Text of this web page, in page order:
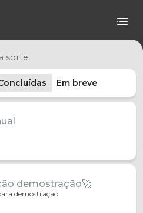
sorte
Em breve
demostração🚀
demostração